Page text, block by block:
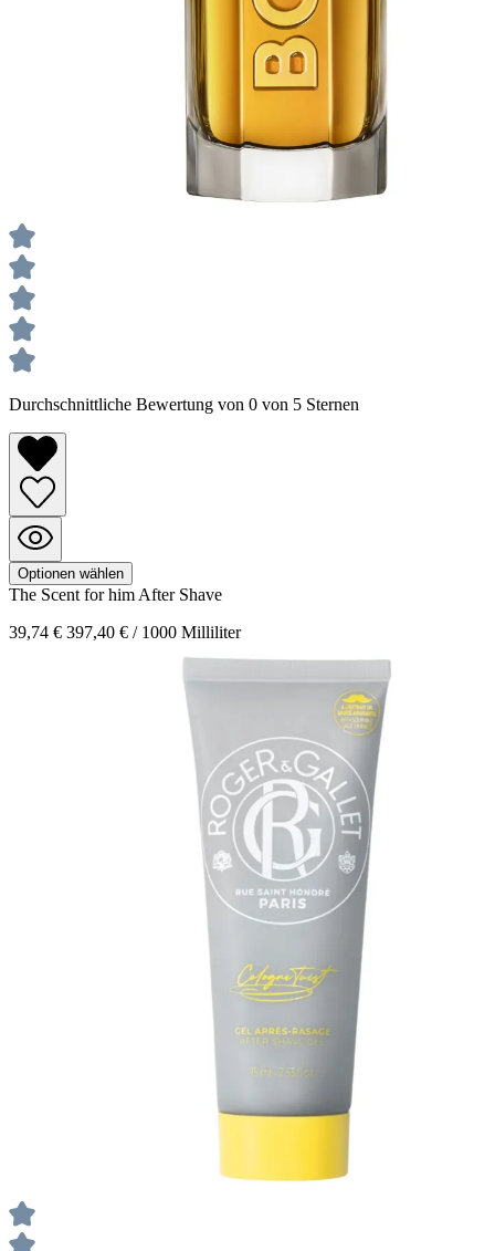
Durchschnittliche Bewertung von 0 von 5 Sternen
Optionen wählen
The Scent for him After Shave
39,74 € 397,40 € / 1000 Milliliter